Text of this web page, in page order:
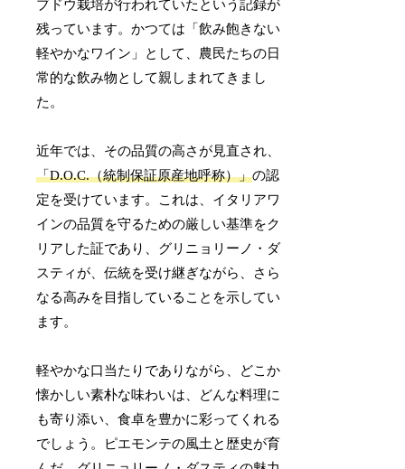
ブドウ栽培が行われていたという記録が
残っています。かつては「飲み飽きない
軽やかなワイン」として、農民たちの日
常的な飲み物として親しまれてきまし
た。
近年では、その品質の高さが見直され、
「D.O.C.（統制保証原産地呼称）」の認
定を受けています。これは、イタリアワ
インの品質を守るための厳しい基準をク
リアした証であり、グリニョリーノ・ダ
スティが、伝統を受け継ぎながら、さら
なる高みを目指していることを示してい
ます。
軽やかな口当たりでありながら、どこか
懐かしい素朴な味わいは、どんな料理に
も寄り添い、食卓を豊かに彩ってくれる
でしょう。ピエモンテの風土と歴史が育